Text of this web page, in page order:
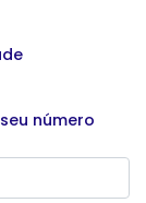
número